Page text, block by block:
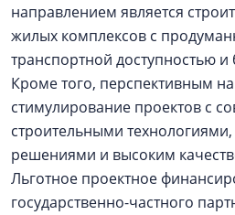
направлением является
жилых комплексов с
транспортной доступностью и
Кроме того, перспективным
стимулирование проектов с
строительными
решениями и высоким
Льготное проектное
государственно-частного